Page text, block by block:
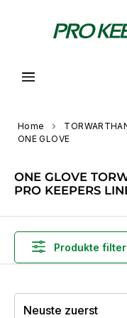
Home
ONE GLOVE
ONE GLOVE
PRO KEEPERS
Produkte